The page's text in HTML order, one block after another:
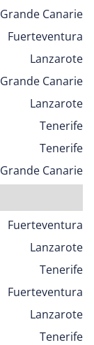
Grande Canarie
Fuerteventura
Lanzarote
Grande Canarie
Lanzarote
Tenerife
Tenerife
Grande Canarie
Fuerteventura
Lanzarote
Tenerife
Fuerteventura
Lanzarote
Tenerife